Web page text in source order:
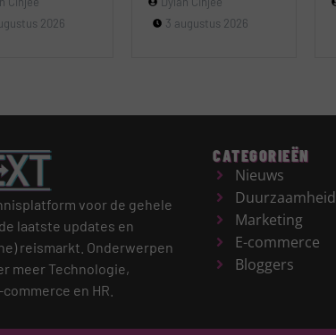
2026
3 augustus 2026
voor de gehele
laatste updates en
reismarkt. Onderwerpen
meer Technologie,
en HR.
CATEGORIEËN
Nieuws
Duurzaamheid
Marketing
E-commerce
Bloggers